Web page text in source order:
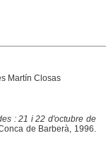
Martín Closas
: 21 i 22 d'octubre de
de Barberà, 1996.